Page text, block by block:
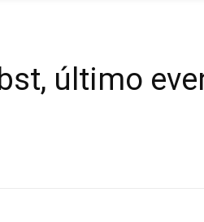
último